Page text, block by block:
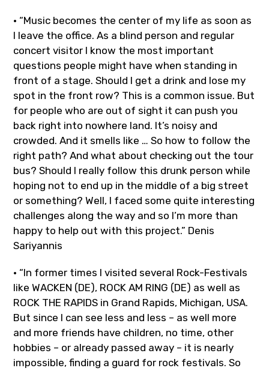
• “Music becomes the center of my life as soon as
I leave the office. As a blind person and regular
concert visitor I know the most important
questions people might have when standing in
front of a stage. Should I get a drink and lose my
spot in the front row? This is a common issue. But
for people who are out of sight it can push you
back right into nowhere land. It’s noisy and
crowded. And it smells like … So how to follow the
right path?And what about checking out the tour
bus? Should I really follow this drunk person while
hoping not to end up in the middle of a big street
or something?Well, I faced some quite interesting
challenges along the way and so I’m more than
happy to help out with this project.” Denis
Sariyannis
• “In former times I visited several Rock-Festivals
like WACKEN (DE), ROCK AM RING (DE) as well as
ROCK THE RAPIDS in Grand Rapids, Michigan, USA.
But since I can see less and less – as well more
and more friends have children, no time, other
hobbies – or already passed away – it is nearly
impossible, finding a guard for rock festivals. So